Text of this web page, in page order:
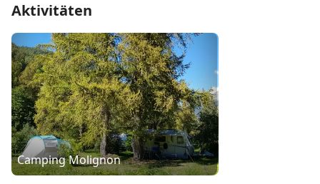
Aktivitäten
Camping Molignon